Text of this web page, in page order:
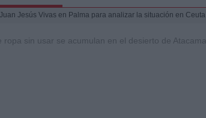
Jesús Vivas en Palma para analizar la situación en Ceuta
y humanitario en Ceuta tras la llegada masiva de migrantes
ropa sin usar se acumulan en el desierto de Atacama